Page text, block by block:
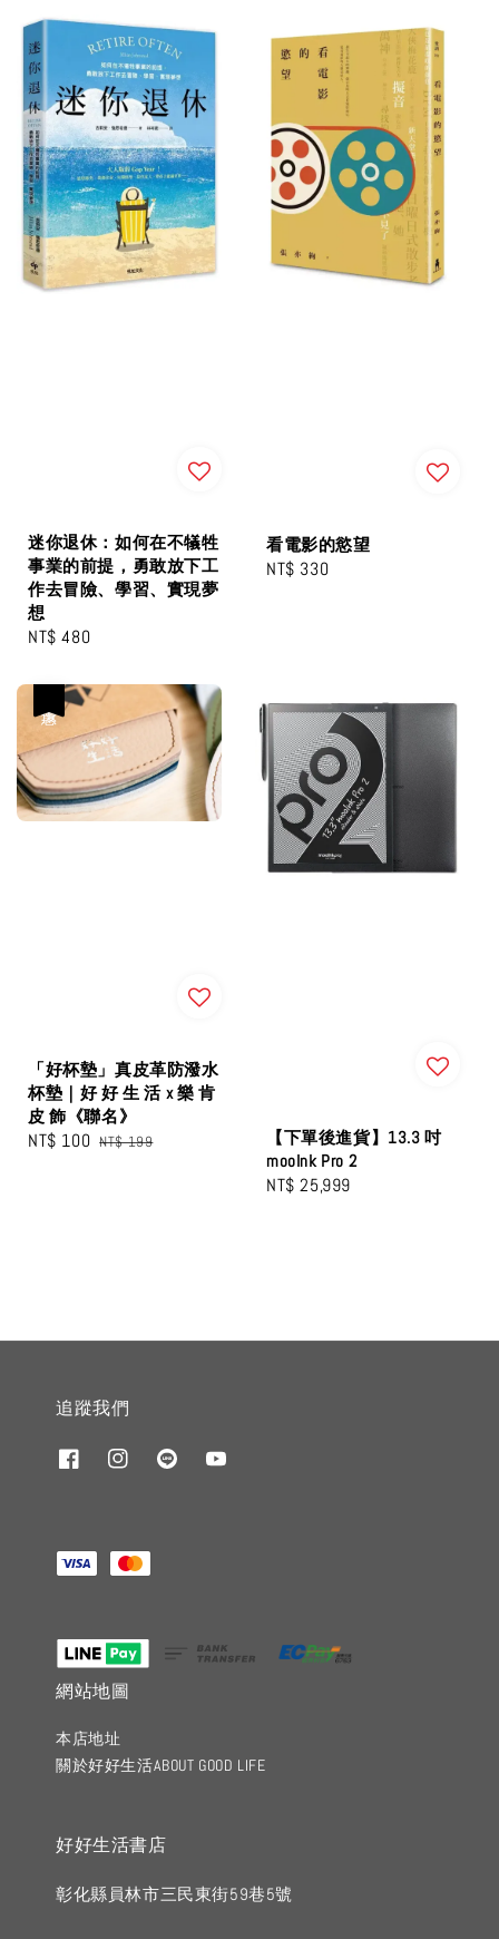
迷你退休：如何在不犠牲
事業的前提，勇敢放下工
作去冒險、學習、實現夢
想
Regular
NT$ 480
看電影的慾望
Regular
NT$ 330
「好杯墊」真皮革防潑水
杯墊｜好 好 生 活 x 樂 肯
皮 飾《聯名》
Sale
NT$ 100 Regular
NT$ 199
【下單後進貨】13.3 吋
mooInk Pro 2
Regular
NT$ 25,999
追蹤我們
網站地圖
本店地址
關於好好生活ABOUT GOOD LIFE
好好生活書店
彰化縣員林市三民東街59巷5號